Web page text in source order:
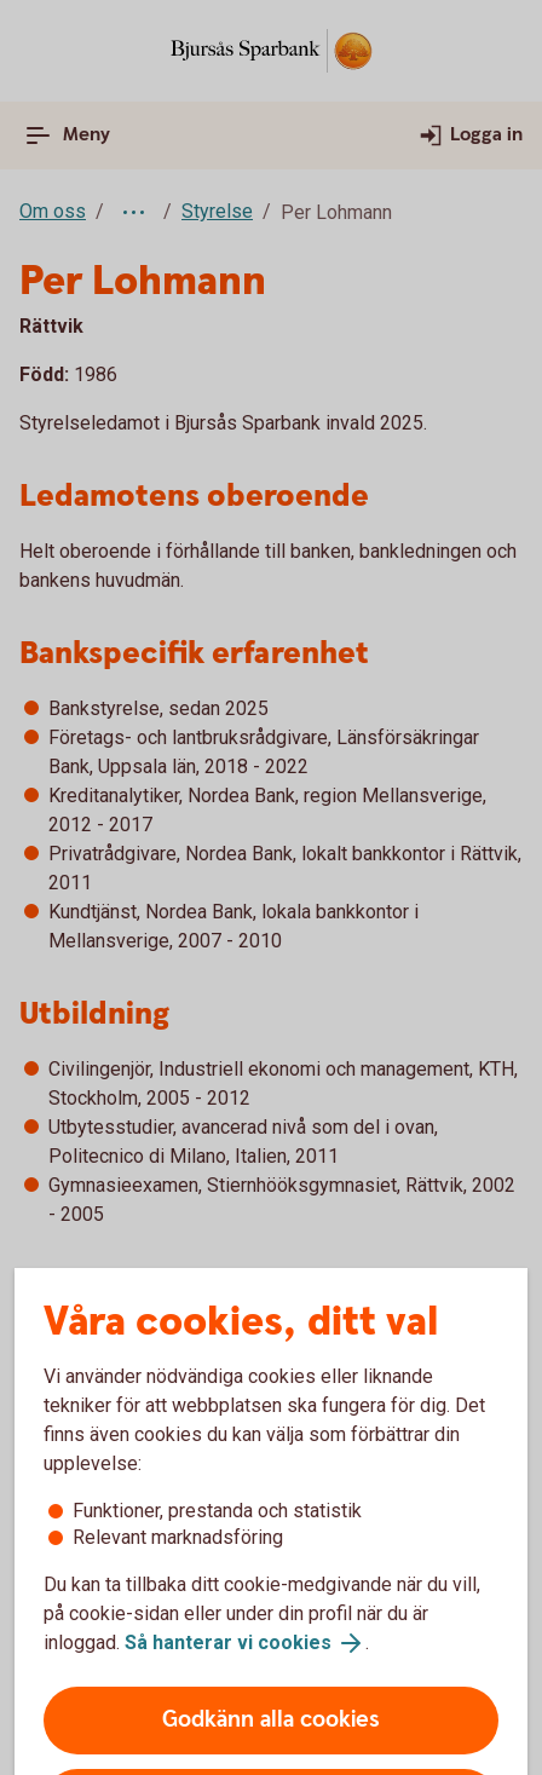
Meny Logga in
Om oss Styrelse Per Lohmann
Per Lohmann
Rättvik
Född: 1986
Styrelseledamot i Bjursås Sparbank invald 2025.
Ledamotens oberoende
Helt oberoende i förhållande till banken, bankledningen och
bankens huvudmän.
Bankspecifik erfarenhet
Bankstyrelse, sedan 2025
Företags- och lantbruksrådgivare, Länsförsäkringar
Bank, Uppsala län, 2018 - 2022
Kreditanalytiker, Nordea Bank, region Mellansverige,
2012 - 2017
Privatrådgivare, Nordea Bank, lokalt bankkontor i Rättvik,
2011
Kundtjänst, Nordea Bank, lokala bankkontor i
Mellansverige, 2007 - 2010
Utbildning
Civilingenjör, Industriell ekonomi och management, KTH,
Stockholm, 2005 - 2012
Utbytesstudier, avancerad nivå som del i ovan,
Politecnico di Milano, Italien, 2011
Gymnasieexamen, Stiernhööksgymnasiet, Rättvik, 2002
- 2005
Swedsecs samtliga delområden (årligt
kunskapsuppdaterade tills 2022), 2009
Övrig arbetslivserfarenhet
sedan 2023. Erbjuder konsulttjänster inom ekonomi och
utvecklar egen mark, till exempel för fritidshustomter i
detaljplanelagt område.
Våra cookies, ditt val
Vi använder nödvändiga cookies eller liknande
tekniker för att webbplatsen ska fungera för dig. Det
finns även cookies du kan välja som förbättrar din
upplevelse:
Funktioner, prestanda och statistik
Relevant marknadsföring
Du kan ta tillbaka ditt cookie-medgivande när du vill,
på cookie-sidan eller under din profil när du är
inloggad. Så hanterar vi cookies .
Godkänn alla cookies